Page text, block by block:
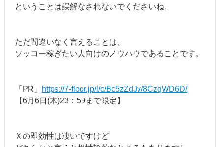
ということは誤解なされないでくださいね。
ただ間違いなく言えることは、
ソッコー稼ぎたい人向けのノウハウであることです。
「PR」
https://7-floor.jp/l/c/Bc5zZdJv/8CzqWD6D/
【6月6日(木)23：59まで限定】
Ｘの即効性は凄いですけど